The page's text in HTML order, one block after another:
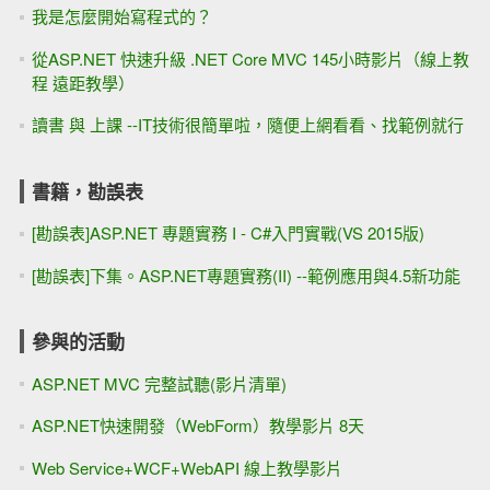
我是怎麼開始寫程式的？
從ASP.NET 快速升級 .NET Core MVC 145小時影片（線上教
程 遠距教學）
讀書 與 上課 --IT技術很簡單啦，隨便上網看看、找範例就行
書籍，勘誤表
[勘誤表]ASP.NET 專題實務 I - C#入門實戰(VS 2015版)
[勘誤表]下集。ASP.NET專題實務(II) --範例應用與4.5新功能
參與的活動
ASP.NET MVC 完整試聽(影片清單)
ASP.NET快速開發（WebForm）教學影片 8天
Web Service+WCF+WebAPI 線上教學影片